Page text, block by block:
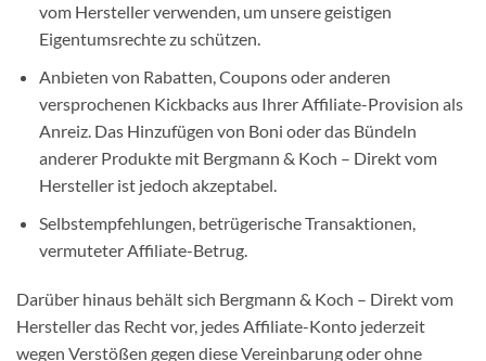
vom Hersteller verwenden, um unsere geistigen
Eigentumsrechte zu schützen.
Anbieten von Rabatten, Coupons oder anderen
versprochenen Kickbacks aus Ihrer Affiliate-Provision als
Anreiz. Das Hinzufügen von Boni oder das Bündeln
anderer Produkte mit Bergmann & Koch – Direkt vom
Hersteller ist jedoch akzeptabel.
Selbstempfehlungen, betrügerische Transaktionen,
vermuteter Affiliate-Betrug.
Darüber hinaus behält sich Bergmann & Koch – Direkt vom
Hersteller das Recht vor, jedes Affiliate-Konto jederzeit
wegen Verstößen gegen diese Vereinbarung oder ohne